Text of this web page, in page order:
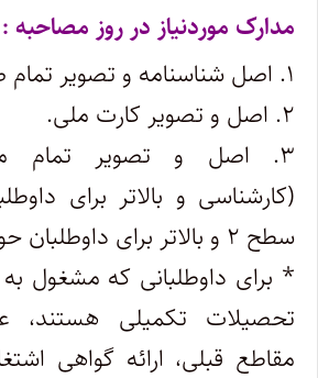
مدارک موردنیاز در روز مصاحبه :
۱. اصل شناسنامه و تصویر تمام صفحات آن.
۲. اصل و تصویر کارت ملی.
۳. اصل و تصویر تمام
(کارشناسی و بالاتر برای
سطح ۲ و بالاتر برای داوطلبان حوزوی).
* برای داوطلبانی که مشغول
تحصیلات تکمیلی هستند،
مقاطع قبلی، ارائه گواهی